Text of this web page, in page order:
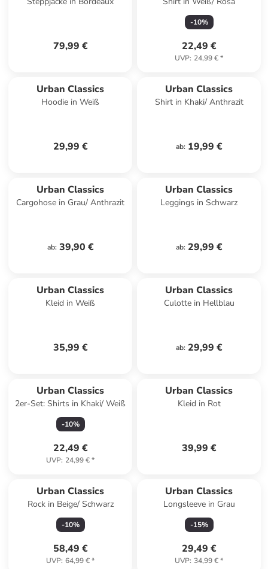
79,99 €
-10%
22,49 €
UVP: 24,99 €*
Urban Classics
Hoodie in Weiß
29,99 €
Urban Classics
Shirt in Khaki/ Anthrazit
ab: 19,99 €
Urban Classics
Cargohose in Grau/ Anthrazit
ab: 39,90 €
Urban Classics
Leggings in Schwarz
ab: 29,99 €
Urban Classics
Kleid in Weiß
35,99 €
Urban Classics
Culotte in Hellblau
ab: 29,99 €
Urban Classics
2er-Set: Shirts in Khaki/ Weiß
-10%
22,49 €
UVP: 24,99 €*
Urban Classics
Kleid in Rot
39,99 €
Urban Classics
Rock in Beige/ Schwarz
-10%
58,49 €
UVP: 64,99 €*
Urban Classics
Longsleeve in Grau
-15%
29,49 €
UVP: 34,99 €*